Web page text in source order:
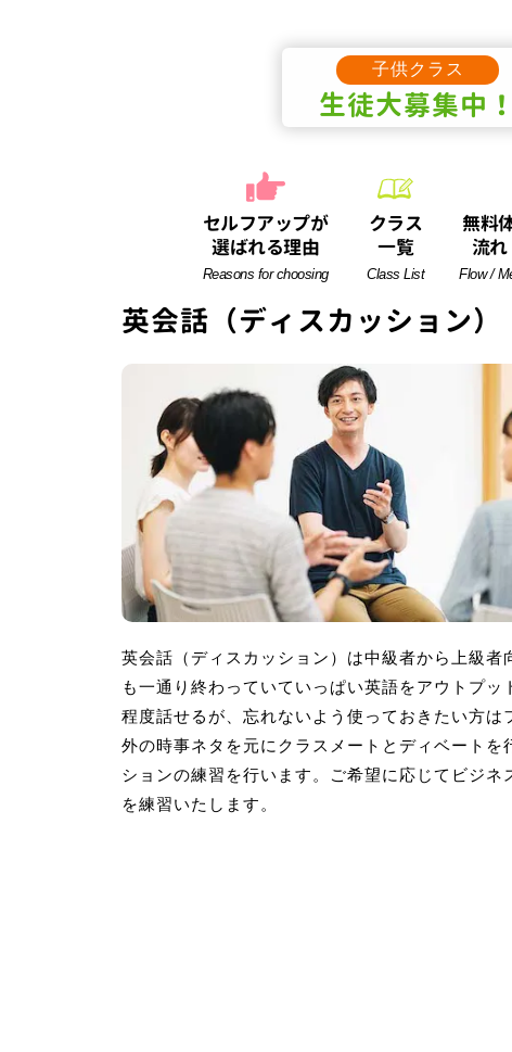
子供クラス
生徒大募集中！
セルフアップが
選ばれる理由
Reasons for choosing
クラス
一覧
Class List
無料
流
Flow /
英会話（ディスカッション）
英会話（ディスカッション）は中級者から上級者
も一通り終わっていていっぱい英語をアウトプッ
程度話せるが、忘れないよう使っておきたい方は
外の時事ネタを元にクラスメートとディベートを
ションの練習を行います。ご希望に応じてビジネ
を練習いたします。